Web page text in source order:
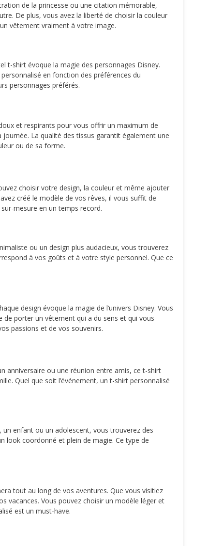
de la princesse ou une citation mémorable,
De plus, vous avez la liberté de choisir la couleur
vêtement vraiment à votre image.
t-shirt évoque la magie des personnages Disney.
en fonction des préférences du
personnages préférés.
et respirants pour vous offrir un maximum de
La qualité des tissus garantit également une
ou de sa forme.
choisir votre design, la couleur et même ajouter
créé le modèle de vos rêves, il vous suffit de
mesure en un temps record.
ou un design plus audacieux, vous trouverez
à vos goûts et à votre style personnel. Que ce
design évoque la magie de l’univers Disney. Vous
de porter un vêtement qui a du sens et qui vous
passions et de vos souvenirs.
anniversaire ou une réunion entre amis, ce t-shirt
Quel que soit l’événement, un t-shirt personnalisé
enfant ou un adolescent, vous trouverez des
look coordonné et plein de magie. Ce type de
tout au long de vos aventures. Que vous visitiez
vacances. Vous pouvez choisir un modèle léger et
est un must-have.